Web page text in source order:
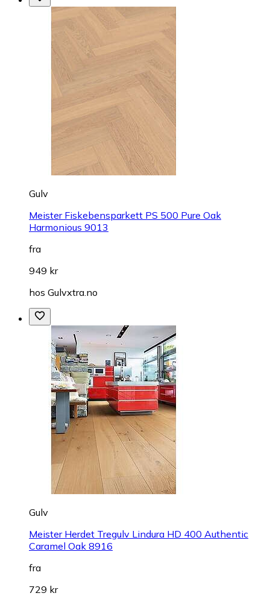
Gulv
Meister Fiskebensparkett PS 500 Pure Oak
Harmonious 9013
fra
949 kr
hos Gulvxtra.no
Gulv
Meister Herdet Tregulv Lindura HD 400 Authentic
Caramel Oak 8916
fra
729 kr